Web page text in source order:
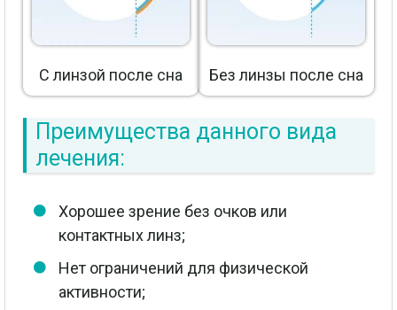
С линзой после сна Без линзы после сна
Преимущества данного вида
лечения:
Хорошее зрение без очков или
контактных линз;
Нет ограничений для физической
активности;